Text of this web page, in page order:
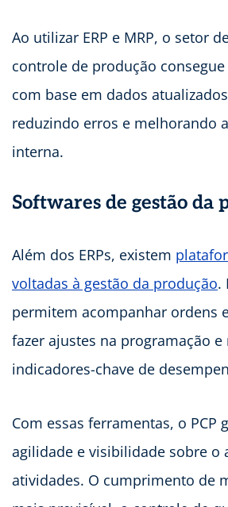
Ao utilizar ERP e MRP, o setor
controle de produção
com base em dados
reduzindo erros e melhorando
interna.
Softwares de gestão da
Além dos ERPs, existem
voltadas à gestão da produção.
permitem acompanhar ordens
fazer ajustes na programação
indicadores-chave de
Com essas ferramentas, o PCP
agilidade e visibilidade sobre o
atividades. O cumprimento de